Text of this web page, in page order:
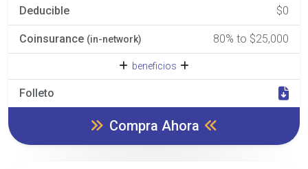
Deducible $0
Coinsurance (in-network) 80% to $25,000
beneficios
Folleto
Compra Ahora